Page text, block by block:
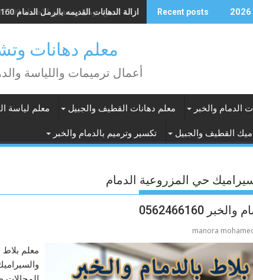
Recent posts ازالة الدهانات القديمه بالرمل الدمام 0562466160
معلم دهانات وتشطيبات
أعمال ترميمات واللياسة
الدمام والخبر معلم دهانات القطيف والجبيل معلم لياسة
القطيف والجبيل تكسير وترميم بالدمام والخبر
حي المزروعية الدمام
0562466160
manora
معلم بلاط